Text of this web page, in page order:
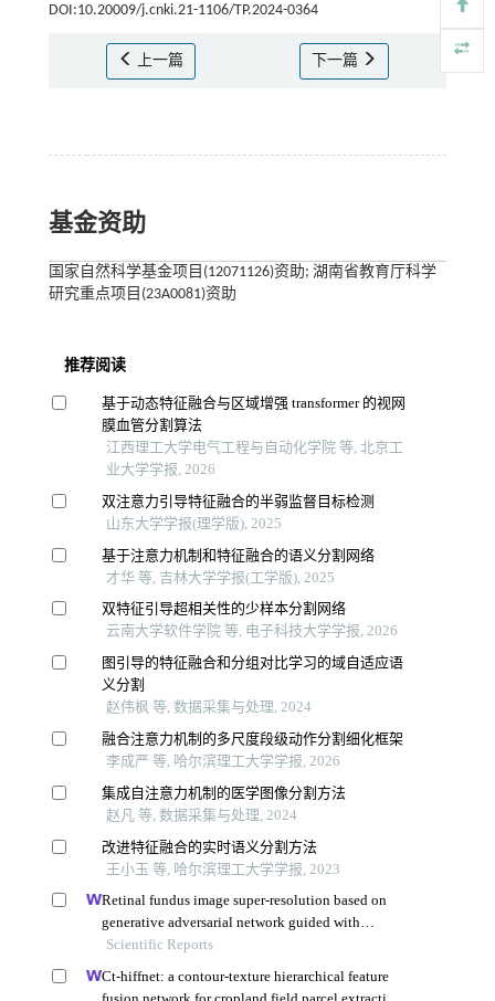
DOI:10.20009/j.cnki.21-1106/TP.2024-0364
上一篇 下一篇
基金资助
国家自然科学基金项目(12071126)资助; 湖南省教育厅科学
研究重点项目(23A0081)资助